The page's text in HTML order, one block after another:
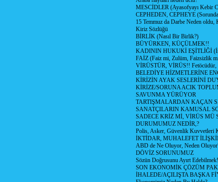
MESCİDLER (Ayasofyayı Kebir
CEPHEDEN, CEPHEYE
15 Temmuz da Darbe Neden oldu,
Kiriz Sözlüğü
BİRLİK (Nasıl Bir Birlik?)
BÜYÜRKEN, KÜÇÜLMEK!!
KADININ HUKUKİ EŞİTLİĞİ
FAİZ (Faiz mi, Zulüm, Faizsizlik
VİRÜSTÜR, VİRÜS!! Fetöcüdür,
BELEDİYE HİZMETLERİNE
KİRİZİN AYAK SESLERİNİ
KİRİZE/SORUNA ACIK
SAVUNMA YÜRÜYOR
TARTIŞMALARDAN KAÇAN
SANATÇILARIN KAMUSAL
SADECE KRİZ Mİ, VİRÜS MÜ
DURUMUMUZ NEDİR,?
Polis, Asker, Güvenlik Kuvvetleri
İKTİDAR, MUHALEFET
ABD de Ne Oluyor, Neden
DÖVİZ SORUNUMUZ
Sözün Doğrusunu Ayırt Edebilmek!
SON EKONOMİK ÇÖZÜM
İHALEDE/AÇILIŞTA BAŞKA